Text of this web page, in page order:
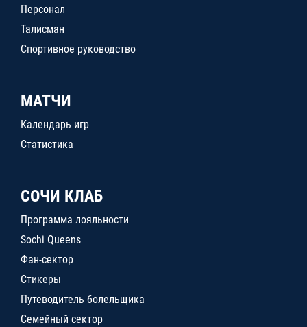
Персонал
Талисман
Спортивное руководство
МАТЧИ
Календарь игр
Статистика
СОЧИ КЛАБ
Программа лояльности
Sochi Queens
Фан-сектор
Стикеры
Путеводитель болельщика
Семейный сектор